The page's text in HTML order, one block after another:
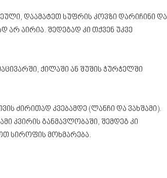
დაამატეთ სუფრის კოვზი დარიჩინი და
არ აირია. შედეგად კი თქვენ უკვე
ქილაში ან შუშის ჭურჭელში
ძირითად კვებამდე (ლანჩი და ვახშამი).
კვირის განმავლობაში, შემდეგ კი
სიროფის მოხმარება.